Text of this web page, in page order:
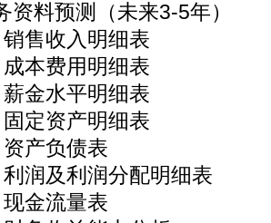
料预测（未来3-5年）
入明细表
用明细表
平明细表
产明细表
负债表
利润分配明细表
流量表